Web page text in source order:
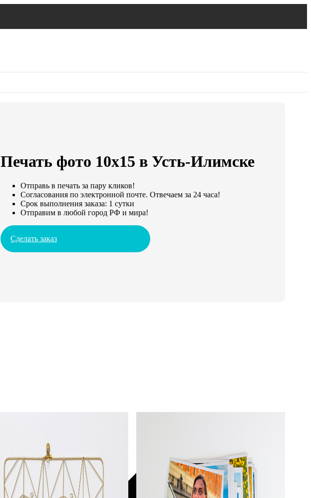
Печать фото 10х15 в Усть-Илимске
Отправь в печать за пару кликов!
Согласования по электронной почте. Отвечаем за 24 часа!
Срок выполнения заказа: 1 сутки
Отправим в любой город РФ и мира!
Сделать заказ